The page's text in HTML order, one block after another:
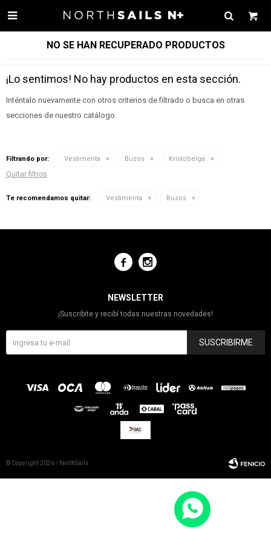

NO SE HAN RECUPERADO PRODUCTOS
¡Lo sentimos! No hay productos en esta sección.
Inténtalo nuevamente con otros criterios de filtrado o busca en otras
secciones de nuestro catálogo.
Filtrando por: Vestimenta Buzos Kristobelga
Quitar filtros
Te recomendamos quitar: Vestimenta Buzos
 
NEWSLETTER
¡Suscribite y recibí todas nuestras novedades!
SUSCRIBIRME
© Copyright 2026 / NorthSails